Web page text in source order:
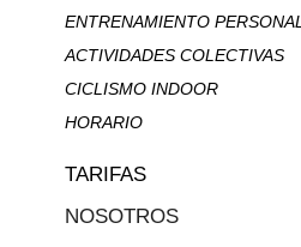
ENTRENAMIENTO PERSONAL
ACTIVIDADES COLECTIVAS
CICLISMO INDOOR
HORARIO
TARIFAS
NOSOTROS